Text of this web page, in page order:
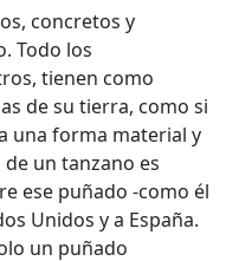
concretos y
Todo los
tienen como
de su tierra, como si
una forma material y
un tanzano es
ese puñado -como él
Unidos y a España.
un puñado